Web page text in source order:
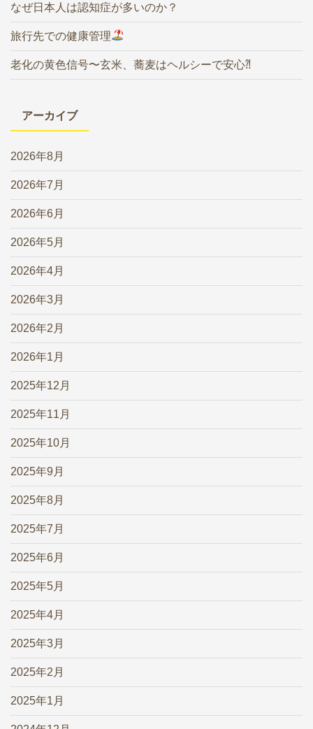
なぜ日本人は認知症が多いのか？
旅行先での健康管理
老化の黄色信号〜玄米、蕎麦はヘルシーで安心⁈
アーカイブ
2026年8月
2026年7月
2026年6月
2026年5月
2026年4月
2026年3月
2026年2月
2026年1月
2025年12月
2025年11月
2025年10月
2025年9月
2025年8月
2025年7月
2025年6月
2025年5月
2025年4月
2025年3月
2025年2月
2025年1月